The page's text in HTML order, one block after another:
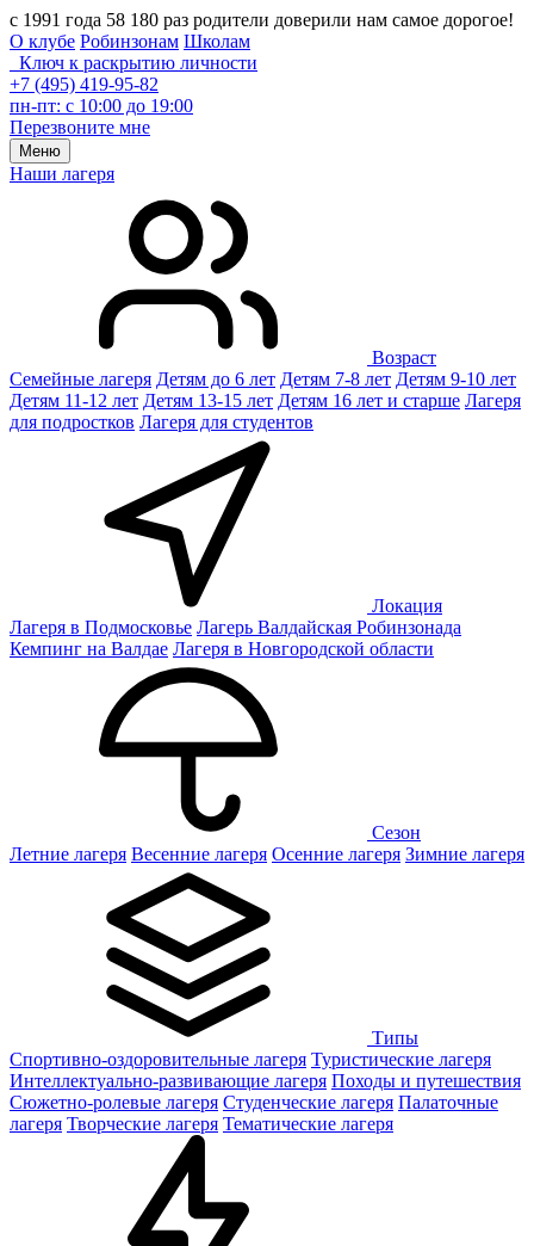
с 1991 года 58 180 раз родители доверили нам самое дорогое!
О клубе Робинзонам Школам
Ключ к раскрытию личности
+7 (495) 419-95-82
пн-пт: с 10:00 до 19:00
Перезвоните мне
Меню
Наши лагеря
Возраст
Семейные лагеря Детям до 6 лет Детям 7-8 лет Детям 9-10 лет
Детям 11-12 лет Детям 13-15 лет Детям 16 лет и старше Лагеря
для подростков Лагеря для студентов
Локация
Лагеря в Подмосковье Лагерь Валдайская Робинзонада
Кемпинг на Валдае Лагеря в Новгородской области
Сезон
Летние лагеря Весенние лагеря Осенние лагеря Зимние лагеря
Типы
Спортивно-оздоровительные лагеря Туристические лагеря
Интеллектуально-развивающие лагеря Походы и путешествия
Сюжетно-ролевые лагеря Студенческие лагеря Палаточные
лагеря Творческие лагеря Тематические лагеря